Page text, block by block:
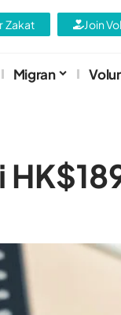
Zakat Join
Migran